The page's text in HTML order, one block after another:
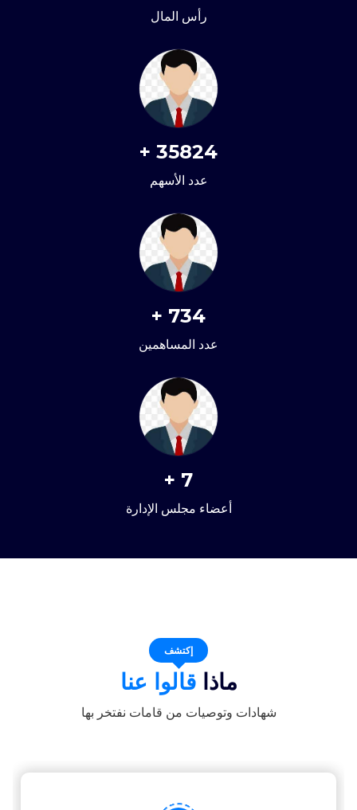
رأس المال
35824
+
عدد الأسهم
734
+
عدد المساهمين
+
أعضاء مجلس الإدارة
إكتشف
ماذا قالوا عنا
شهادات وتوصيات من قامات نفتخر بها